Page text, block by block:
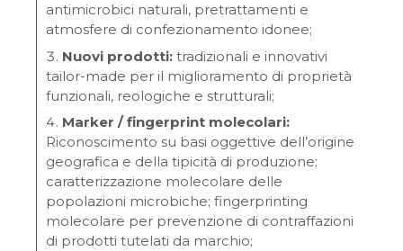
antimicrobici naturali, pretrattamenti e
atmosfere di confezionamento idonee;
Nuovi prodotti: tradizionali e innovativi
tailor-made per il miglioramento di proprietà
funzionali, reologiche e strutturali;
Marker / fingerprint molecolari:
Riconoscimento su basi oggettive dell’origine
geografica e della tipicità di produzione;
caratterizzazione molecolare delle
popolazioni microbiche; fingerprinting
molecolare per prevenzione di contraffazioni
di prodotti tutelati da marchio;